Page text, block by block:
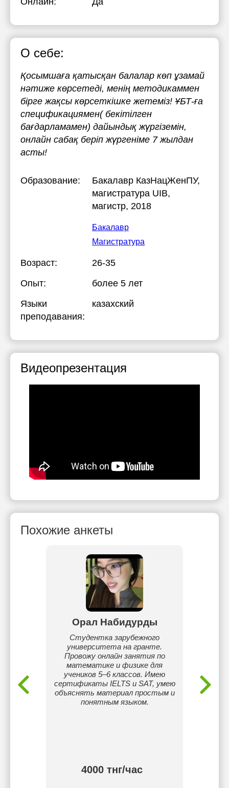
О себе:
Қосымшаға қатысқан балалар көп ұзамай
нәтиже көрсетеді, менің методикаммен
бірге жақсы көрсеткішке жетеміз! ҰБТ-ға
спецификациямен( бекітілген
бағдарламамен) дайындық жүргіземін,
онлайн сабақ беріп жүргеніме 7 жылдан
асты!
Образование:
Бакалавр КазНацЖенПУ,
магистратура UIB,
магистр, 2018
Бакалавр
Магистратура
Возраст:
26-35
Опыт:
более 5 лет
Языки
преподавания:
казахский
Видеопрезентация
Похожие анкеты
по
Орал Набидурды
Студентка зарубежного
университета на гранте.
Провожу онлайн занятия по
математике и физике для
учеников 5–6 классов. Имею
сертификаты IELTS и SAT, умею
объяснять материал простым и
понятным языком.
4000 тнг/час